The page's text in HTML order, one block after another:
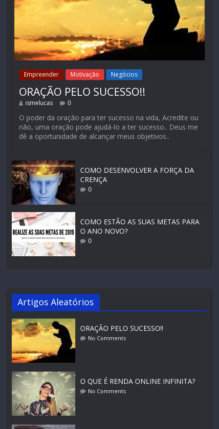
Empreender Motivação Negócios
ORAÇÃO PELO SUCESSO!!
ismelucas 0
O poder da oração para ter sucesso na vida, Acredite ou
não, uma oração pode ajudá-lo a ter sucesso.. Deus me
dê a oportunidade de alcançar meus objetivos..
COMO DESENVOLVER A FORÇA DA
CRENÇA
0
COMO ESTÃO AS SUAS METAS PARA
O ANO NOVO?
0
Artigos Aleatórios
ORAÇÃO PELO SUCESSO!!
No Comments
O QUE É RENDA ONLINE INFINITA?
No Comments